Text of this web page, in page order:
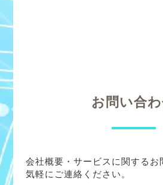
お問い合
会社概要・サービスに関するお
気軽にご連絡ください。